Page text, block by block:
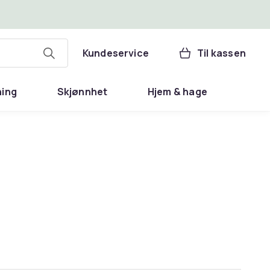
Kundeservice Til kassen
Skjønnhet Hjem & hage